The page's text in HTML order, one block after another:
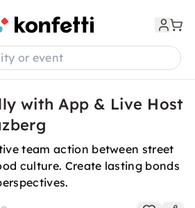
or event
with App & Live Host
team action between street
culture. Create lasting bonds